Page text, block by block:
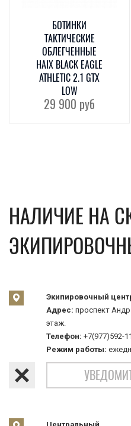
БОТИНКИ
ТАКТИЧЕСКИЕ
ОБЛЕГЧЕННЫЕ
HAIX BLACK EAGLE
ATHLETIC 2.1 GTX
LOW
29 900 руб
НАЛИЧИЕ НА
Экипировочный
Адрес: проспект
этаж.
Телефон: +7(977)592-
Режим работы: